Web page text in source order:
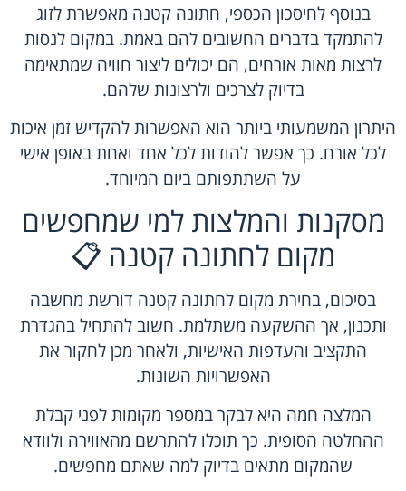
בנוסף לחיסכון הכספי, חתונה קטנה מאפשרת לזוג
להתמקד בדברים החשובים להם באמת. במקום לנסות
לרצות מאות אורחים, הם יכולים ליצור חוויה שמתאימה
בדיוק לצרכים ולרצונות שלהם.
היתרון המשמעותי ביותר הוא האפשרות להקדיש זמן איכות
לכל אורח. כך אפשר להודות לכל אחד ואחת באופן אישי
על השתתפותם ביום המיוחד.
מסקנות והמלצות למי שמחפשים
מקום לחתונה קטנה 📋
בסיכום, בחירת מקום לחתונה קטנה דורשת מחשבה
ותכנון, אך ההשקעה משתלמת. חשוב להתחיל בהגדרת
התקציב והעדפות האישיות, ולאחר מכן לחקור את
האפשרויות השונות.
המלצה חמה היא לבקר במספר מקומות לפני קבלת
ההחלטה הסופית. כך תוכלו להתרשם מהאווירה ולוודא
שהמקום מתאים בדיוק למה שאתם מחפשים.